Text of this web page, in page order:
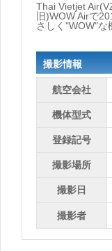
Thai Vietjet
旧)WOW Airで
さしく"WOW"な
撮影情報
航空会社
機体型式
登録記号
撮影場所
撮影日
撮影者